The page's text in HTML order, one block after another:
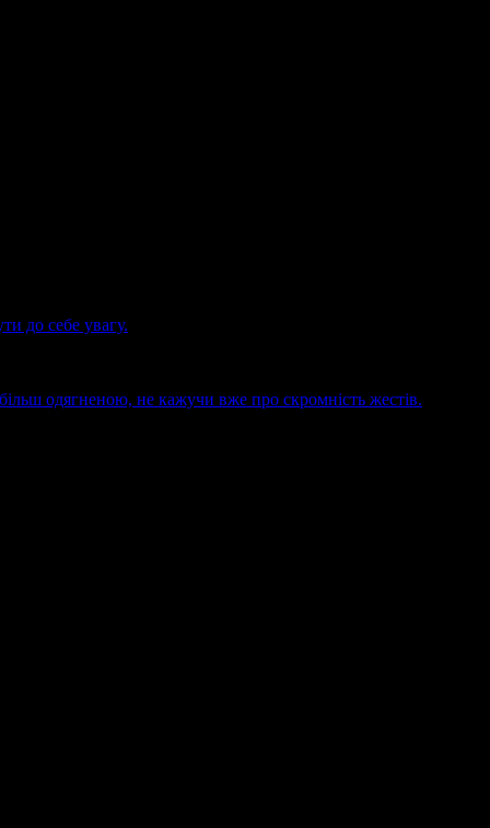
до себе увагу.
одягненою, не кажучи вже про скромність жестів.